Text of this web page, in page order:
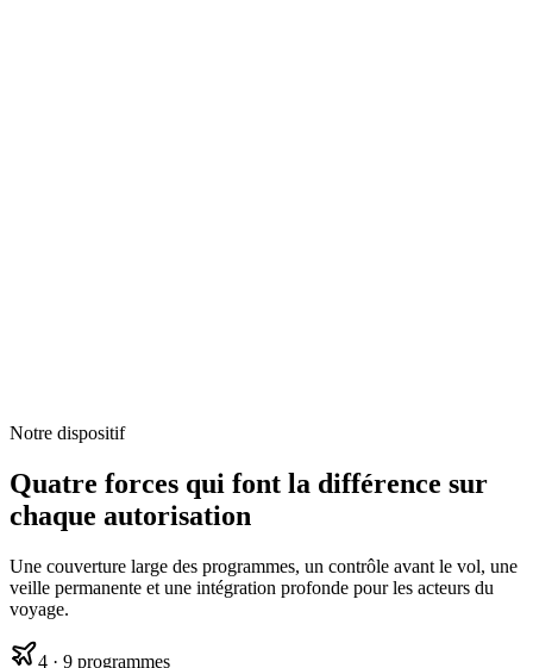
Notre dispositif
Quatre forces qui font la différence sur
chaque autorisation
Une couverture large des programmes, un contrôle avant le vol, une
veille permanente et une intégration profonde pour les acteurs du
voyage.
4 · 9 programmes